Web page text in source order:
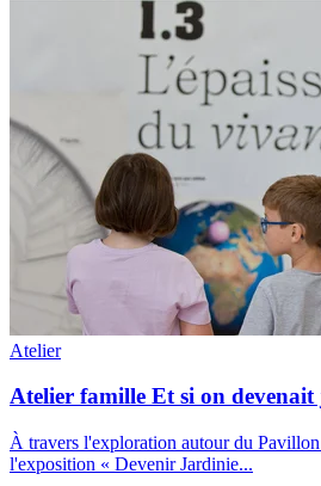
Atelier
Atelier famille Et si on
À travers l'exploration autour du
l'exposition « Devenir Jardinie...